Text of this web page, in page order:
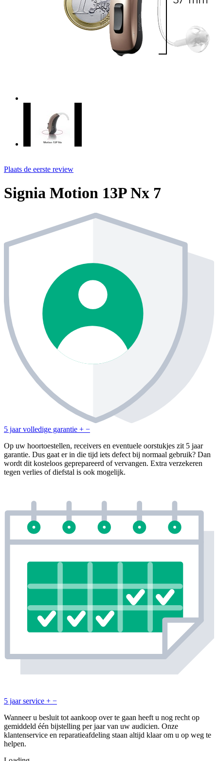
Plaats de eerste review
Signia Motion 13P Nx 7
5 jaar volledige garantie + −
Op uw hoortoestellen, receivers en eventuele oorstukjes zit 5 jaar
garantie. Dus gaat er in die tijd iets defect bij normaal gebruik? Dan
wordt dit kosteloos geprepareerd of vervangen. Extra verzekeren
tegen verlies of diefstal is ook mogelijk.
5 jaar service + −
Wanneer u besluit tot aankoop over te gaan heeft u nog recht op
gemiddeld één bijstelling per jaar van uw audicien. Onze
klantenservice en reparatieafdeling staan altijd klaar om u op weg te
helpen.